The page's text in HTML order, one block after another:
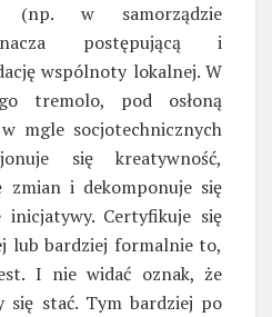
(np. w samorządzie
postępującą i
wspólnoty lokalnej. W
tremolo, pod osłoną
mgle socjotechnicznych
się kreatywność,
zmian i dekomponuje się
inicjatywy. Certyfikuje się
lub bardziej formalnie to,
I nie widać oznak, że
się stać. Tym bardziej po